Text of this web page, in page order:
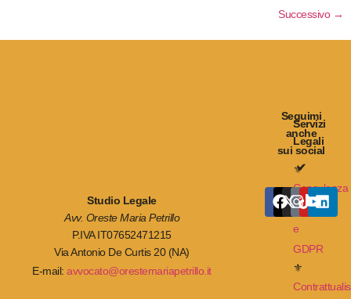
Successivo →
Studio Legale
Avv. Oreste Maria Petrillo
P.IVA IT07652471215
Via Antonio De Curtis 20 (NA)
E-mail:avvocato@orestemariapetrillo.it
Servizi
Legali
⚜
Consulenza
Privacy
e
GDPR
⚜
Seguimi
anche
sui social
✔